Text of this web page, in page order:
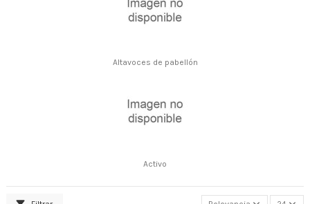
Altavoces de pabellón
Activo